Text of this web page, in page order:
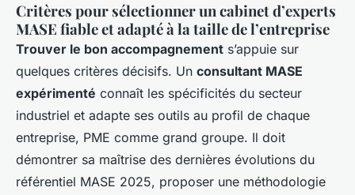
Critères pour sélectionner un cabinet d’experts
MASE fiable et adapté à la taille de l’entreprise
Trouver le bon accompagnement s’appuie sur
quelques critères décisifs. Un consultant MASE
expérimenté connaît les spécificités du secteur
industriel et adapte ses outils au profil de chaque
entreprise, PME comme grand groupe. Il doit
démontrer sa maîtrise des dernières évolutions du
référentiel MASE 2025, proposer une méthodologie